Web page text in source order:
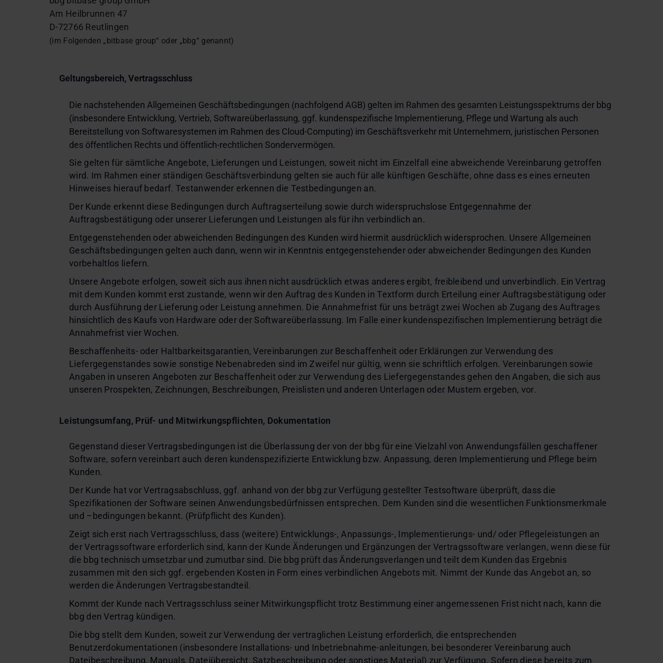
Am Heilbrunnen 47
D-72766 Reutlingen
(im Folgenden „bitbase group“ oder „bbg“ genannt)
Geltungsbereich, Vertragsschluss
Die nachstehenden Allgemeinen Geschäftsbedingungen (nachfolgend AGB) gelten im Rahmen des gesamten Leistungsspektrums der bbg
(insbesondere Entwicklung, Vertrieb, Softwareüberlassung, ggf. kundenspezifische Implementierung, Pflege und Wartung als auch
Bereitstellung von Softwaresystemen im Rahmen des Cloud-Computing) im Geschäftsverkehr mit Unternehmern, juristischen Personen
des öffentlichen Rechts und öffentlich-rechtlichen Sondervermögen.
Sie gelten für sämtliche Angebote, Lieferungen und Leistungen, soweit nicht im Einzelfall eine abweichende Vereinbarung getroffen
wird. Im Rahmen einer ständigen Geschäftsverbindung gelten sie auch für alle künftigen Geschäfte, ohne dass es eines erneuten
Hinweises hierauf bedarf. Testanwender erkennen die Testbedingungen an.
Der Kunde erkennt diese Bedingungen durch Auftragserteilung sowie durch widerspruchslose Entgegennahme der
Auftragsbestätigung oder unserer Lieferungen und Leistungen als für ihn verbindlich an.
Entgegenstehenden oder abweichenden Bedingungen des Kunden wird hiermit ausdrücklich widersprochen. Unsere Allgemeinen
Geschäftsbedingungen gelten auch dann, wenn wir in Kenntnis entgegenstehender oder abweichender Bedingungen des Kunden
vorbehaltlos liefern.
Unsere Angebote erfolgen, soweit sich aus ihnen nicht ausdrücklich etwas anderes ergibt, freibleibend und unverbindlich. Ein Vertrag
mit dem Kunden kommt erst zustande, wenn wir den Auftrag des Kunden in Textform durch Erteilung einer Auftragsbestätigung oder
durch Ausführung der Lieferung oder Leistung annehmen. Die Annahmefrist für uns beträgt zwei Wochen ab Zugang des Auftrages
hinsichtlich des Kaufs von Hardware oder der Softwareüberlassung. Im Falle einer kundenspezifischen Implementierung beträgt die
Annahmefrist vier Wochen.
Beschaffenheits- oder Haltbarkeitsgarantien, Vereinbarungen zur Beschaffenheit oder Erklärungen zur Verwendung des
Liefergegenstandes sowie sonstige Nebenabreden sind im Zweifel nur gültig, wenn sie schriftlich erfolgen. Vereinbarungen sowie
Angaben in unseren Angeboten zur Beschaffenheit oder zur Verwendung des Liefergegenstandes gehen den Angaben, die sich aus
unseren Prospekten, Zeichnungen, Beschreibungen, Preislisten und anderen Unterlagen oder Mustern ergeben, vor.
Leistungsumfang, Prüf- und Mitwirkungspflichten, Dokumentation
Gegenstand dieser Vertragsbedingungen ist die Überlassung der von der bbg für eine Vielzahl von Anwendungsfällen geschaffener
Software, sofern vereinbart auch deren kundenspezifizierte Entwicklung bzw. Anpassung, deren Implementierung und Pflege beim
Kunden.
Der Kunde hat vor Vertragsabschluss, ggf. anhand von der bbg zur Verfügung gestellter Testsoftware überprüft, dass die
Spezifikationen der Software seinen Anwendungsbedürfnissen entsprechen. Dem Kunden sind die wesentlichen Funktionsmerkmale
und –bedingungen bekannt. (Prüfpflicht des Kunden).
Zeigt sich erst nach Vertragsschluss, dass (weitere) Entwicklungs-, Anpassungs-, Implementierungs- und/ oder Pflegeleistungen an
der Vertragssoftware erforderlich sind, kann der Kunde Änderungen und Ergänzungen der Vertragssoftware verlangen, wenn diese für
die bbg technisch umsetzbar und zumutbar sind. Die bbg prüft das Änderungsverlangen und teilt dem Kunden das Ergebnis
zusammen mit den sich ggf. ergebenden Kosten in Form eines verbindlichen Angebots mit. Nimmt der Kunde das Angebot an, so
werden die Änderungen Vertragsbestandteil.
Kommt der Kunde nach Vertragsschluss seiner Mitwirkungspflicht trotz Bestimmung einer angemessenen Frist nicht nach, kann die
bbg den Vertrag kündigen.
Die bbg stellt dem Kunden, soweit zur Verwendung der vertraglichen Leistung erforderlich, die entsprechenden
Benutzerdokumentationen (insbesondere Installations- und Inbetriebnahme-anleitungen, bei besonderer Vereinbarung auch
Dateibeschreibung, Manuals, Dateiübersicht, Satzbeschreibung oder sonstiges Material) zur Verfügung. Sofern diese bereits zum